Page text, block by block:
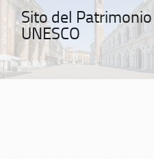
Sito del
UNESCO